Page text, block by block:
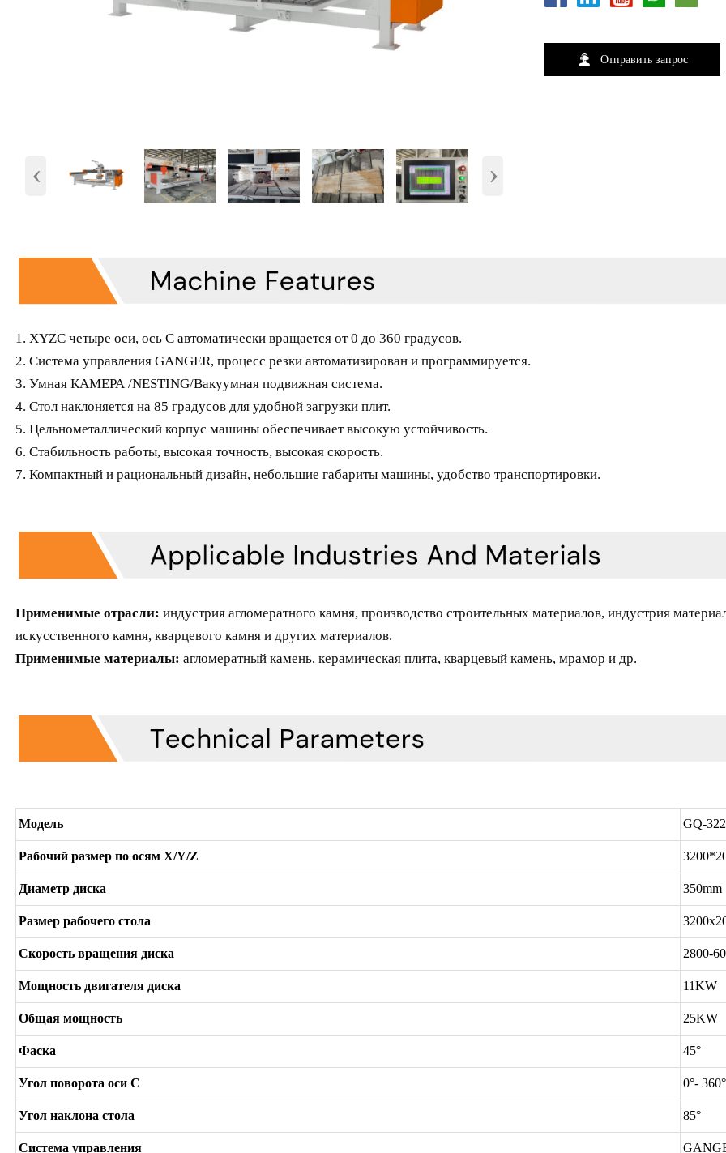
‹ ›
 Отправить запрос
1. XYZC четыре оси, ось C автоматически вращается от 0 до 360 градусов.
2. Система управления GANGER, процесс резки автоматизирован и программируется.
3. Умная КАМЕРА /NESTING/Вакуумная подвижная система.
4. Стол наклоняется на 85 градусов для удобной загрузки плит.
5. Цельнометаллический корпус машины обеспечивает высокую устойчивость.
6. Стабильность работы, высокая точность, высокая скорость.
7. Компактный и рациональный дизайн, небольшие габариты машины, удобство транспортировки.
Применимые отрасли: индустрия агломератного камня, производство строительных материалов, индустрия
искусственного камня, кварцевого камня и других материалов.
Применимые материалы: агломератный камень, керамическая плита, кварцевый камень, мрамор и др.
Модель GQ-
Рабочий размер по осям X/Y/Z
Диаметр диска 350mm
Размер рабочего стола
Скорость вращения диска 2800-
Мощность двигателя диска 11KW
Общая мощность 25KW
Фаска 45°
Угол поворота оси C 0°- 360°
Угол наклона стола 85°
Система управления